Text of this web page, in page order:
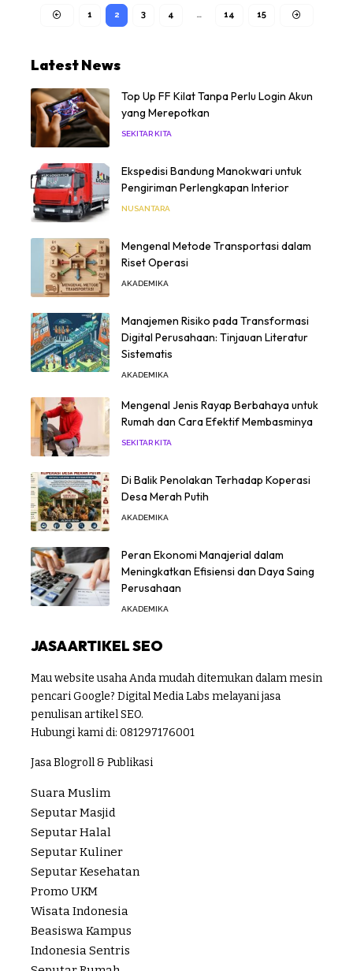
1 2 3 4 … 14 15
Latest News
Top Up FF Kilat Tanpa Perlu Login Akun
yang Merepotkan
SEKITAR KITA
Ekspedisi Bandung Manokwari untuk
Pengiriman Perlengkapan Interior
NUSANTARA
Mengenal Metode Transportasi dalam
Riset Operasi
AKADEMIKA
Manajemen Risiko pada Transformasi
Digital Perusahaan: Tinjauan Literatur
Sistematis
AKADEMIKA
Mengenal Jenis Rayap Berbahaya untuk
Rumah dan Cara Efektif Membasminya
SEKITAR KITA
Di Balik Penolakan Terhadap Koperasi
Desa Merah Putih
AKADEMIKA
Peran Ekonomi Manajerial dalam
Meningkatkan Efisiensi dan Daya Saing
Perusahaan
AKADEMIKA
JASA ARTIKEL SEO
Mau website usaha Anda mudah ditemukan dalam mesin
pencari Google? Digital Media Labs melayani jasa
penulisan artikel SEO.
Hubungi kami di: 081297176001
Jasa Blogroll & Publikasi
Suara Muslim
Seputar Masjid
Seputar Halal
Seputar Kuliner
Seputar Kesehatan
Promo UKM
Wisata Indonesia
Beasiswa Kampus
Indonesia Sentris